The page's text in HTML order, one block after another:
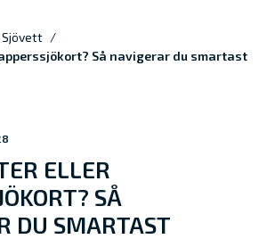
Sjövett /
Så navigerar du smartast
ELLER
SÅ
DU SMARTAST